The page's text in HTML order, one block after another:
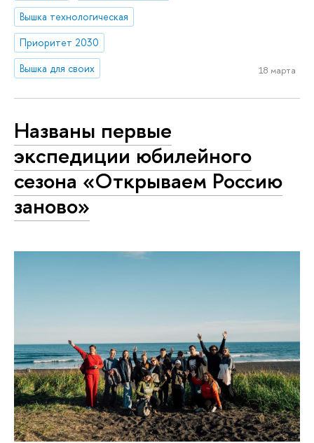
Вышка технологическая
Приоритет 2030
Вышка для своих
18 марта
Названы первые
экспедиции юбилейного
сезона «Открываем Россию
заново»